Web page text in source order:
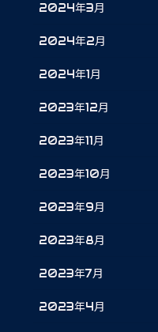
2024年3月
2024年2月
2024年1月
2023年12月
2023年11月
2023年10月
2023年9月
2023年8月
2023年7月
2023年4月